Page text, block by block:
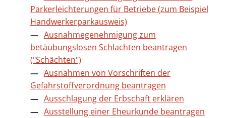
Parkerleichterungen für Betriebe (zum Beispiel
Handwerkerparkausweis)
Ausnahmegenehmigung zum
betäubungslosen Schlachten beantragen
("Schächten")
Ausnahmen von Vorschriften der
Gefahrstoffverordnung beantragen
Ausschlagung der Erbschaft erklären
Ausstellung einer Eheurkunde beantragen